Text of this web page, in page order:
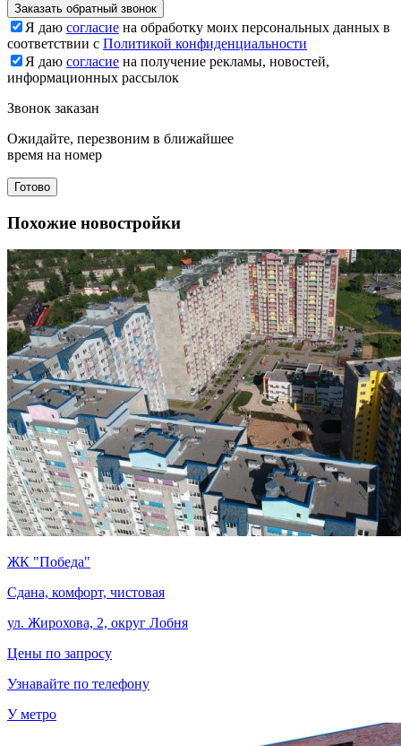
Заказать обратный звонок
Я даю согласие на обработку моих персональных данных в
соответствии с Политикой конфиденциальности
Я даю согласие на получение рекламы, новостей,
информационных рассылок
Звонок заказан
Ожидайте, перезвоним в ближайшее
время на номер
Готово
Похожие новостройки
ЖК "Победа"
Сдана, комфорт, чистовая
ул. Жирохова, 2, округ Лобня
Цены по запросу
Узнавайте по телефону
У метро